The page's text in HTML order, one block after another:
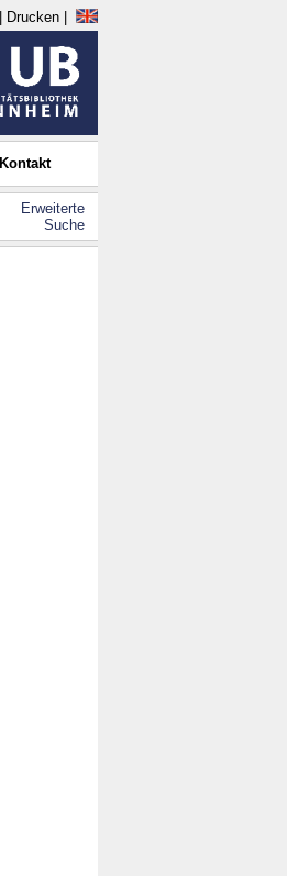
Drucken
Kontakt
Erweiterte
Suche